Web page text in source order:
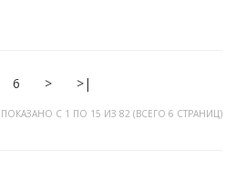
6 > >|
ПОКАЗАНО С 1 ПО 15 ИЗ 82 (ВСЕГО 6 СТРАНИЦ)